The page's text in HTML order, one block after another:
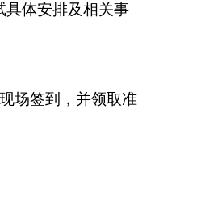
具体安排及相关事
现场签到，并领取准